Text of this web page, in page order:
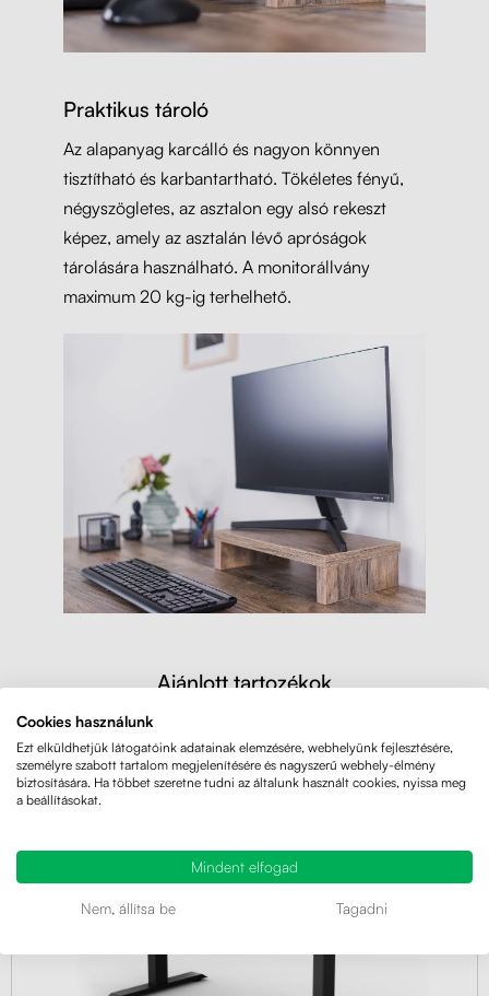
Praktikus tároló
Az alapanyag karcálló és nagyon könnyen
tisztítható és karbantartható. Tökéletes fényű,
négyszögletes, az asztalon egy alsó rekeszt
képez, amely az asztalán lévő apróságok
tárolására használható. A monitorállvány
maximum 20 kg-ig terhelhető.
Ajánlott tartozékok
AKCIÓ TIPP
4.95(664×)
Cookies használunk
Ezt elküldhetjük látogatóink adatainak elemzésére, webhelyünk fejlesztésére,
személyre szabott tartalom megjelenítésére és nagyszerű webhely-élmény
biztosítására. Ha többet szeretne tudni az általunk használt cookies, nyissa meg
a beállításokat.
Mindent elfogad
Nem, állítsa be Tagadni